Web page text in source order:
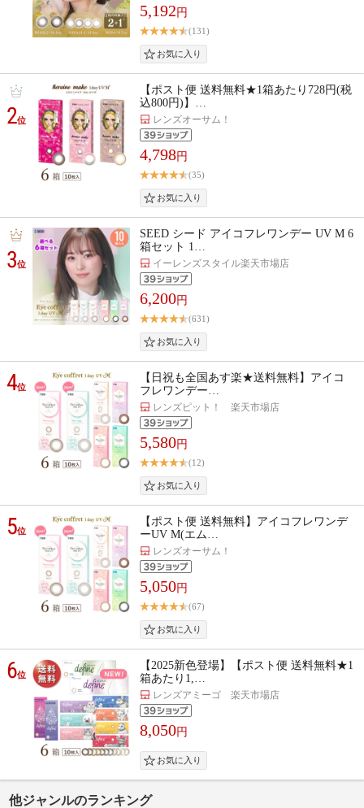
5,192 円
(131)
2位
【ポスト便 送料無料★1箱あたり728円(税
込800円)】…
レンズオーサム！
4,798円
(35)
3位
SEED シード アイコフレワンデー UV M 6
箱セット 1…
イーレンズスタイル楽天市場店
6,200円
(631)
4位
【日祝も全国あす楽★送料無料】アイコ
フレワンデー…
レンズピット！ 楽天市場店
5,580円
(12)
5位
【ポスト便 送料無料】アイコフレワンデ
ーUV M(エム…
レンズオーサム！
5,050円
(67)
6位
【2025新色登場】【ポスト便 送料無料★1
箱あたり1,…
レンズアミーゴ 楽天市場店
8,050円
他ジャンルのランキング